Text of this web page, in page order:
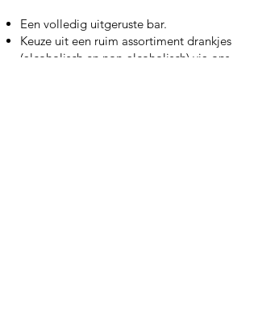
Een volledig uitgeruste bar.
Keuze uit een ruim assortiment drankjes
(alcoholisch en non-alcoholisch) via ons